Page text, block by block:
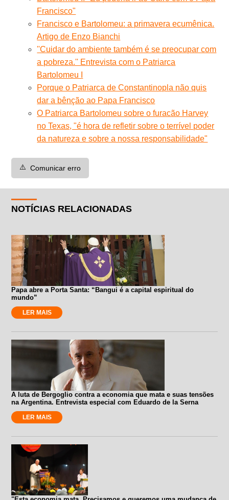
Francisco"
Francisco e Bartolomeu: a primavera ecumênica.
Artigo de Enzo Bianchi
''Cuidar do ambiente também é se preocupar com
a pobreza.'' Entrevista com o Patriarca
Bartolomeu I
Porque o Patriarca de Constantinopla não quis
dar a bênção ao Papa Francisco
O Patriarca Bartolomeu sobre o furacão Harvey
no Texas, "é hora de refletir sobre o terrível poder
da natureza e sobre a nossa responsabilidade"
⚠️ Comunicar erro
NOTÍCIAS RELACIONADAS
Papa abre a Porta Santa: “Bangui é a capital espiritual do
mundo”
LER MAIS
A luta de Bergoglio contra a economia que mata e suas tensões
na Argentina. Entrevista especial com Eduardo de la Serna
LER MAIS